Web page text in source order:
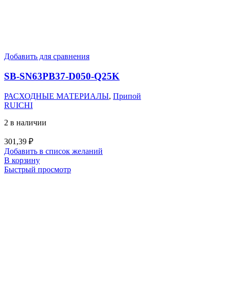
Добавить для сравнения
SB-SN63PB37-D050-Q25K
РАСХОДНЫЕ МАТЕРИАЛЫ, Припой
RUICHI
2 в наличии
301,39 ₽
Добавить в список желаний
В корзину
Быстрый просмотр